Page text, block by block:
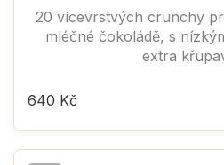
20 vícevrstvých crunchy
mléčné čokoládě, s
extra
640 Kč